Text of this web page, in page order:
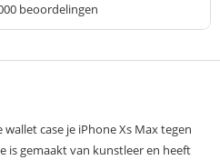
beoordelingen
case je iPhone Xs Max tegen
is gemaakt van kunstleer en heeft